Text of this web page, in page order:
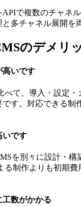
で複数のチャネ
多チャネル展開を
のデメリ
高いです
べて、導入・設定
す。対応できる制
いです
を別々に設計・構
る制作よりも初期
数がかかる